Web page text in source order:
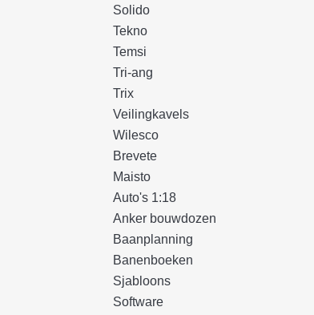
Solido
Tekno
Temsi
Tri-ang
Trix
Veilingkavels
Wilesco
Brevete
Maisto
Auto's 1:18
Anker bouwdozen
Baanplanning
Banenboeken
Sjabloons
Software